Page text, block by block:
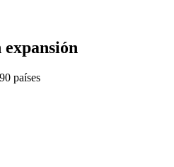
países